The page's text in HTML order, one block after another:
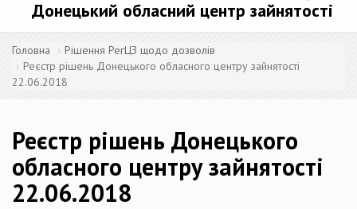
Донецький обласний центр зайнятості
Головна
Рішення РегЦЗ щодо дозволів
Реєстр рішень Донецького обласного центру зайнятості
22.06.2018
Реєстр рішень Донецького
обласного центру зайнятості
22.06.2018